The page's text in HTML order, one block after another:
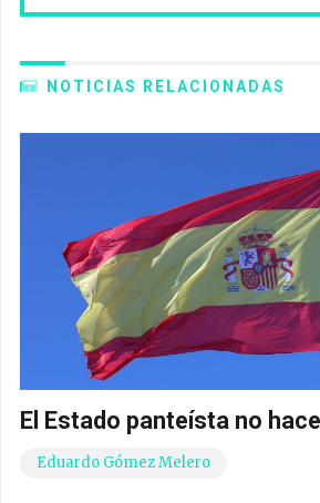
NOTICIAS RELACIONADAS
El Estado panteísta no
Eduardo Gómez Melero